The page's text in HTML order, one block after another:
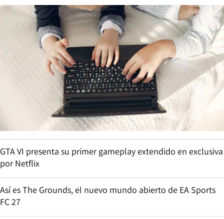
GTA VI presenta su primer gameplay extendido en exclusiva
por Netflix
Así es The Grounds, el nuevo mundo abierto de EA Sports
FC 27